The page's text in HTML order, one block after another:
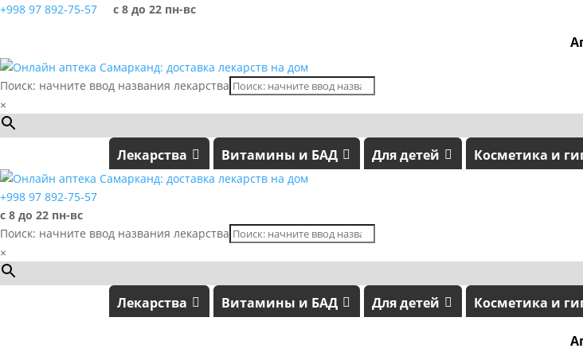
+998 97 892-75-57 с 8 до 22 пн-вс
Поиск: начните ввод названия лекарства
×
Лекарства Витамины и БАД Для детей Косметика и
+998 97 892-75-57
с 8 до 22 пн-вс
Поиск: начните ввод названия лекарства
×
Лекарства Витамины и БАД Для детей Косметика и